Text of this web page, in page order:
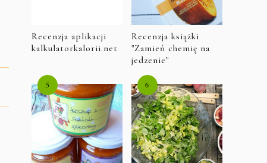
Recenzja aplikacji
kalkulatorkalorii.net
Recenzja książki
"Zamień chemię na
jedzenie"